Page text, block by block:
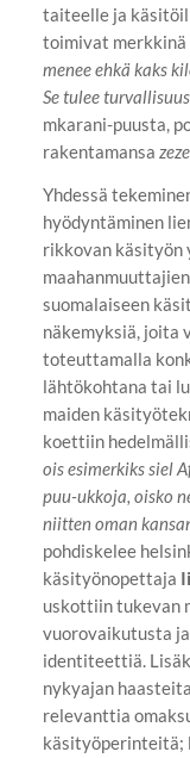
taiteelle ja
toimivat merkkinä
menee ehkä kaks
Se tulee
mkarani-puusta,
rakentamansa
Yhdessä
hyödyntäminen
rikkovan käsityön
suomalaiseen
näkemyksiä, joita
toteuttamalla
lähtökohtana tai
maiden
koettiin
ois esimerkiks siel
puu-ukkoja, oisko
niitten oman
pohdiskelee
käsityönopettaja
uskottiin tukevan
vuorovaikutusta
identiteettiä.
nykyajan
relevanttia
käsityöperinteitä;